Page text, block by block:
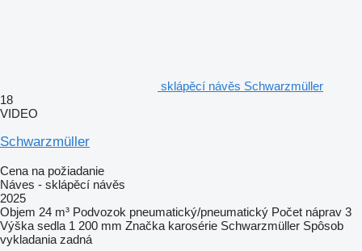
sklápěcí návěs Schwarzmüller
18
VIDEO
Schwarzmüller
Cena na požiadanie
Náves - sklápěcí návěs
2025
Objem 24 m³ Podvozok pneumatický/pneumatický Počet náprav 3
Výška sedla 1 200 mm Značka karosérie Schwarzmüller Spôsob
vykladania zadná